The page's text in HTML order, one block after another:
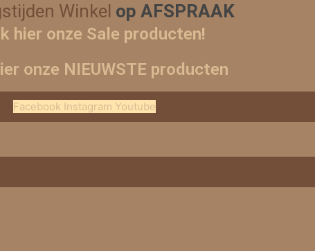
Winkel op AFSPRAAK
hier onze Sale producten!
onze NIEUWSTE producten
Facebook Instagram Youtube